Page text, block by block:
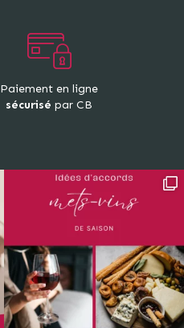
Paiement en ligne
sécurisé par CB